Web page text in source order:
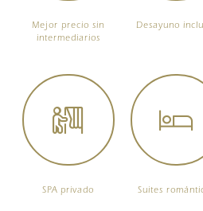
Mejor precio sin
intermediarios
Desayuno
SPA privado Suites